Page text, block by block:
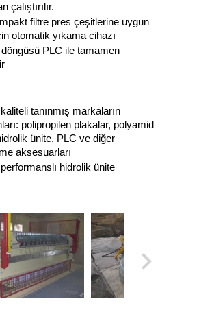
çalıştırılır.
filtre pres çeşitlerine uygun
otomatik yıkama cihazı
döngüsü PLC ile tamamen
tanınmış markaların
polipropilen plakalar, polyamid
ünite, PLC ve diğer
aksesuarları
hidrolik ünite